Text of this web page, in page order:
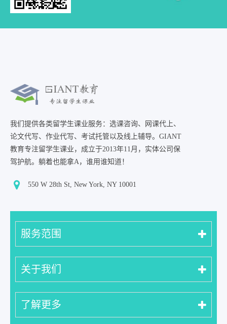
我们提供各类留学生课业服务：选课咨询、网课代上、
论文代写、作业代写、考试托管以及线上辅导。GIANT
教育专注留学生课业，成立于2013年11月，实体公司保
驾护航。躺着也能拿A，谁用谁知道！
550 W 28th St, New York, NY 10001
服务范围
关于我们
了解更多